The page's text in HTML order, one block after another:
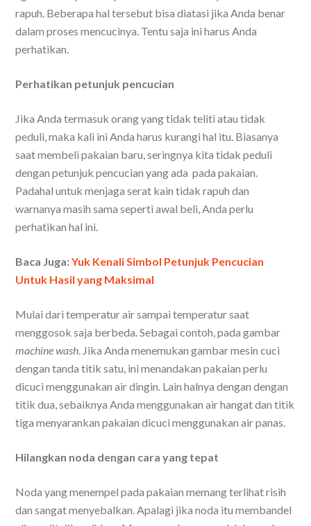
rapuh. Beberapa hal tersebut bisa diatasi jika Anda benar
dalam proses mencucinya. Tentu saja ini harus Anda
perhatikan.
Perhatikan petunjuk pencucian
Jika Anda termasuk orang yang tidak teliti atau tidak
peduli, maka kali ini Anda harus kurangi hal itu. Biasanya
saat membeli pakaian baru, seringnya kita tidak peduli
dengan petunjuk pencucian yang ada pada pakaian.
Padahal untuk menjaga serat kain tidak rapuh dan
warnanya masih sama seperti awal beli, Anda perlu
perhatikan hal ini.
Baca Juga:Yuk Kenali Simbol Petunjuk Pencucian
Untuk Hasil yang Maksimal
Mulai dari temperatur air sampai temperatur saat
menggosok saja berbeda. Sebagai contoh, pada gambar
machine wash. Jika Anda menemukan gambar mesin cuci
dengan tanda titik satu, ini menandakan pakaian perlu
dicuci menggunakan air dingin. Lain halnya dengan dengan
titik dua, sebaiknya Anda menggunakan air hangat dan titik
tiga menyarankan pakaian dicuci menggunakan air panas.
Hilangkan noda dengan cara yang tepat
Noda yang menempel pada pakaian memang terlihat risih
dan sangat menyebalkan. Apalagi jika noda itu membandel